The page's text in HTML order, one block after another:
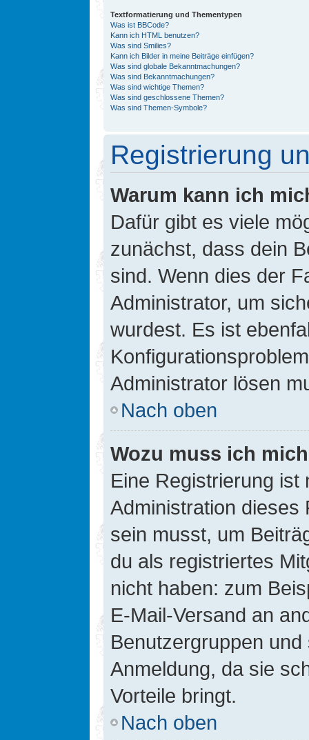
Textformatierung und Thementypen
Was ist BBCode?
Kann ich HTML benutzen?
Was sind Smilies?
Kann ich Bilder in meine Beiträge einfügen?
Was sind globale Bekanntmachungen?
Was sind Bekanntmachungen?
Was sind wichtige Themen?
Was sind geschlossene Themen?
Was sind Themen-Symbole?
Registrierung
Warum kann ich
Dafür gibt es viele
zunächst, dass dein
sind. Wenn dies der
Administrator, um
wurdest. Es ist
Administrator lösen
Nach oben
Wozu muss ich
Eine Registrierung ist
Administration dieses
sein musst, um
du als registriertes
nicht haben: zum
E-Mail-Versand an
Benutzergruppen
Anmeldung, da sie
Vorteile bringt.
Nach oben